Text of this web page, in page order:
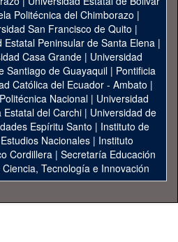
Politécnica del Chimborazo |
San Francisco de Quito |
Estatal Peninsular de Santa Elena|
Casa Grande | Universidad
Santiago de Guayaquil| Pontificia
Católica del Ecuador - Ambato |
Nacional| Universidad
Estatal del Carchi| Universidad de
Espíritu Santo | Instituto de
Nacionales | Instituto
Cordillera | Secretaría Educación
Tecnología e Innovación